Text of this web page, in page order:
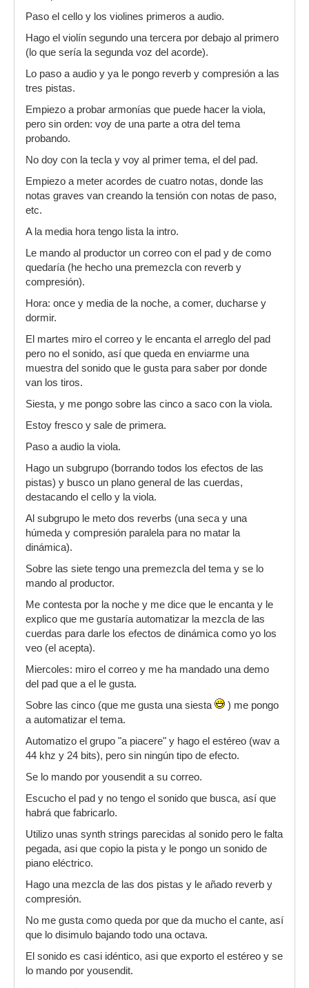
Paso el cello y los violines primeros a audio.
Hago el violín segundo una tercera por debajo al primero
(lo que sería la segunda voz del acorde).
Lo paso a audio y ya le pongo reverb y compresión a las
tres pistas.
Empiezo a probar armonías que puede hacer la viola,
pero sin orden: voy de una parte a otra del tema
probando.
No doy con la tecla y voy al primer tema, el del pad.
Empiezo a meter acordes de cuatro notas, donde las
notas graves van creando la tensión con notas de paso,
etc.
A la media hora tengo lista la intro.
Le mando al productor un correo con el pad y de como
quedaría (he hecho una premezcla con reverb y
compresión).
Hora: once y media de la noche, a comer, ducharse y
dormir.
El martes miro el correo y le encanta el arreglo del pad
pero no el sonido, así que queda en enviarme una
muestra del sonido que le gusta para saber por donde
van los tiros.
Siesta, y me pongo sobre las cinco a saco con la viola.
Estoy fresco y sale de primera.
Paso a audio la viola.
Hago un subgrupo (borrando todos los efectos de las
pistas) y busco un plano general de las cuerdas,
destacando el cello y la viola.
Al subgrupo le meto dos reverbs (una seca y una
húmeda y compresión paralela para no matar la
dinámica).
Sobre las siete tengo una premezcla del tema y se lo
mando al productor.
Me contesta por la noche y me dice que le encanta y le
explico que me gustaría automatizar la mezcla de las
cuerdas para darle los efectos de dinámica como yo los
veo (el acepta).
Miercoles: miro el correo y me ha mandado una demo
del pad que a el le gusta.
Sobre las cinco (que me gusta una siesta
) me pongo
a automatizar el tema.
Automatizo el grupo "a piacere" y hago el estéreo (wav a
44 khz y 24 bits), pero sin ningún tipo de efecto.
Se lo mando por yousendit a su correo.
Escucho el pad y no tengo el sonido que busca, así que
habrá que fabricarlo.
Utilizo unas synth strings parecidas al sonido pero le falta
pegada, asi que copio la pista y le pongo un sonido de
piano eléctrico.
Hago una mezcla de las dos pistas y le añado reverb y
compresión.
No me gusta como queda por que da mucho el cante, así
que lo disimulo bajando todo una octava.
El sonido es casi idéntico, asi que exporto el estéreo y se
lo mando por yousendit.